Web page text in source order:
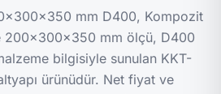
mm D400, Kompozit
200x300x350 mm ölçü, D400
bilgisiyle sunulan KKT-
ürünüdür. Net fiyat ve